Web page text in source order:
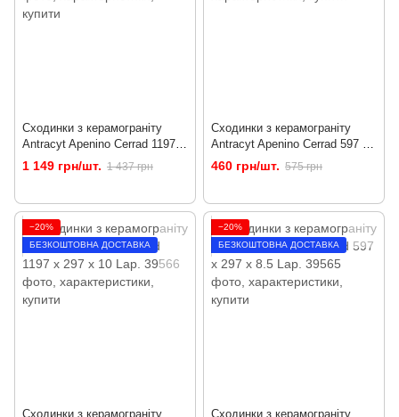
Сходинки з керамограніту
Antracyt Apenino Cerrad 1197 x
297 x 10
1 149 грн/шт. 1 437 грн
Сходинки з керамограніту
Antracyt Apenino Cerrad 597 x
297 x 8.5
460 грн/шт. 575 грн
−20%
БЕЗКОШТОВНА ДОСТАВКА
Сходинки з керамограніту
−20%
БЕЗКОШТОВНА ДОСТАВКА
Сходинки з керамограніту